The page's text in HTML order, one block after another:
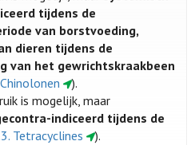
tijdens de
van borstvoeding,
dieren tijdens de
van het gewrichtskraakbeen
).
is mogelijk, maar
indiceerd tijdens de
Tetracyclines ).